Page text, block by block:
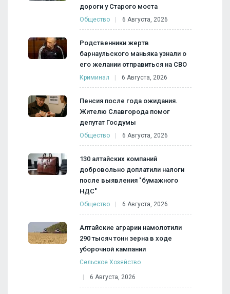
дороги у Старого моста
Общество 6 Августа, 2026
Родственники жертв
барнаульского маньяка узнали о
его желании отправиться на СВО
Криминал 6 Августа, 2026
Пенсия после года ожидания.
Жителю Славгорода помог
депутат Госдумы
Общество 6 Августа, 2026
130 алтайских компаний
добровольно доплатили налоги
после выявления "бумажного
НДС"
Общество 6 Августа, 2026
Алтайские аграрии намолотили
290 тысяч тонн зерна в ходе
уборочной кампании
Сельское Хозяйство
6 Августа, 2026